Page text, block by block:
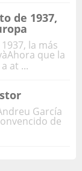
de 1937,
la más
que la
at ...
García
de